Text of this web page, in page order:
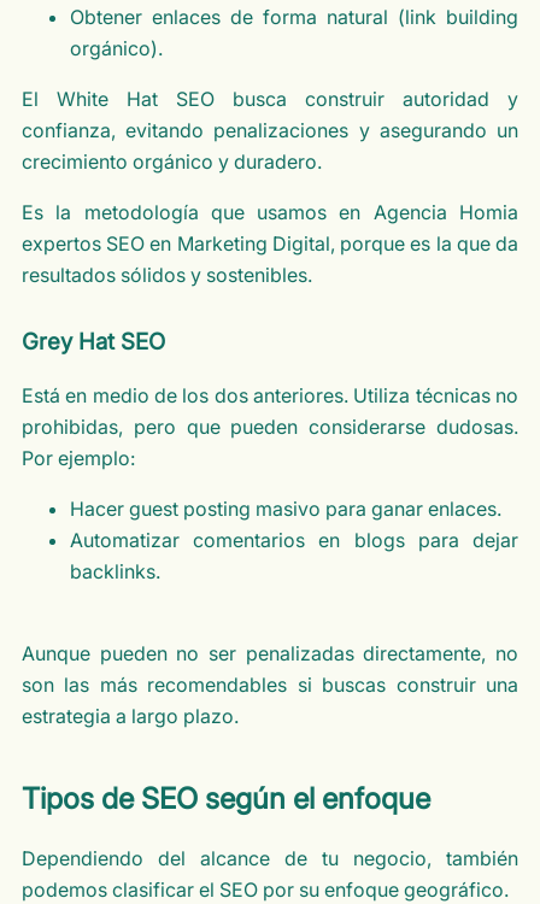
Obtener enlaces de forma natural (link building
orgánico).
El White Hat SEO busca construir autoridad y
confianza, evitando penalizaciones y asegurando un
crecimiento orgánico y duradero.
Es la metodología que usamos en Agencia Homia
expertos SEO en Marketing Digital, porque es la que da
resultados sólidos y sostenibles.
Grey Hat SEO
Está en medio de los dos anteriores. Utiliza técnicas no
prohibidas, pero que pueden considerarse dudosas.
Por ejemplo:
Hacer guest posting masivo para ganar enlaces.
Automatizar comentarios en blogs para dejar
backlinks.
Aunque pueden no ser penalizadas directamente, no
son las más recomendables si buscas construir una
estrategia a largo plazo.
Tipos de SEO según el enfoque
Dependiendo del alcance de tu negocio, también
podemos clasificar el SEO por su enfoque geográfico.